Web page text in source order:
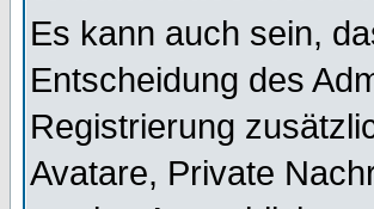
Es kann auch sein,
Entscheidung des
Registrierung
Avatare, Private